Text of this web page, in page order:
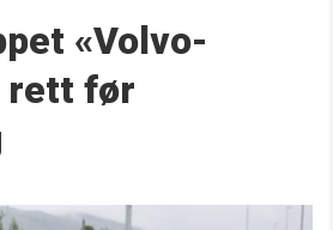
«Volvo-
rett før